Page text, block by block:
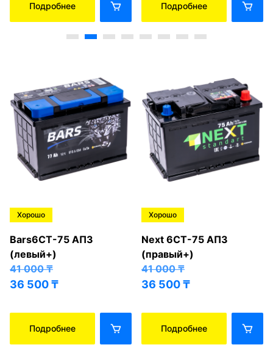
Подробнее Подробнее
Хорошо
Bars6СТ-75 АПЗ
(левый+)
41 000₸
36 500₸
Подробнее
Хорошо
Next 6СТ-75 АПЗ
(правый+)
41 000₸
36 500₸
Подробнее